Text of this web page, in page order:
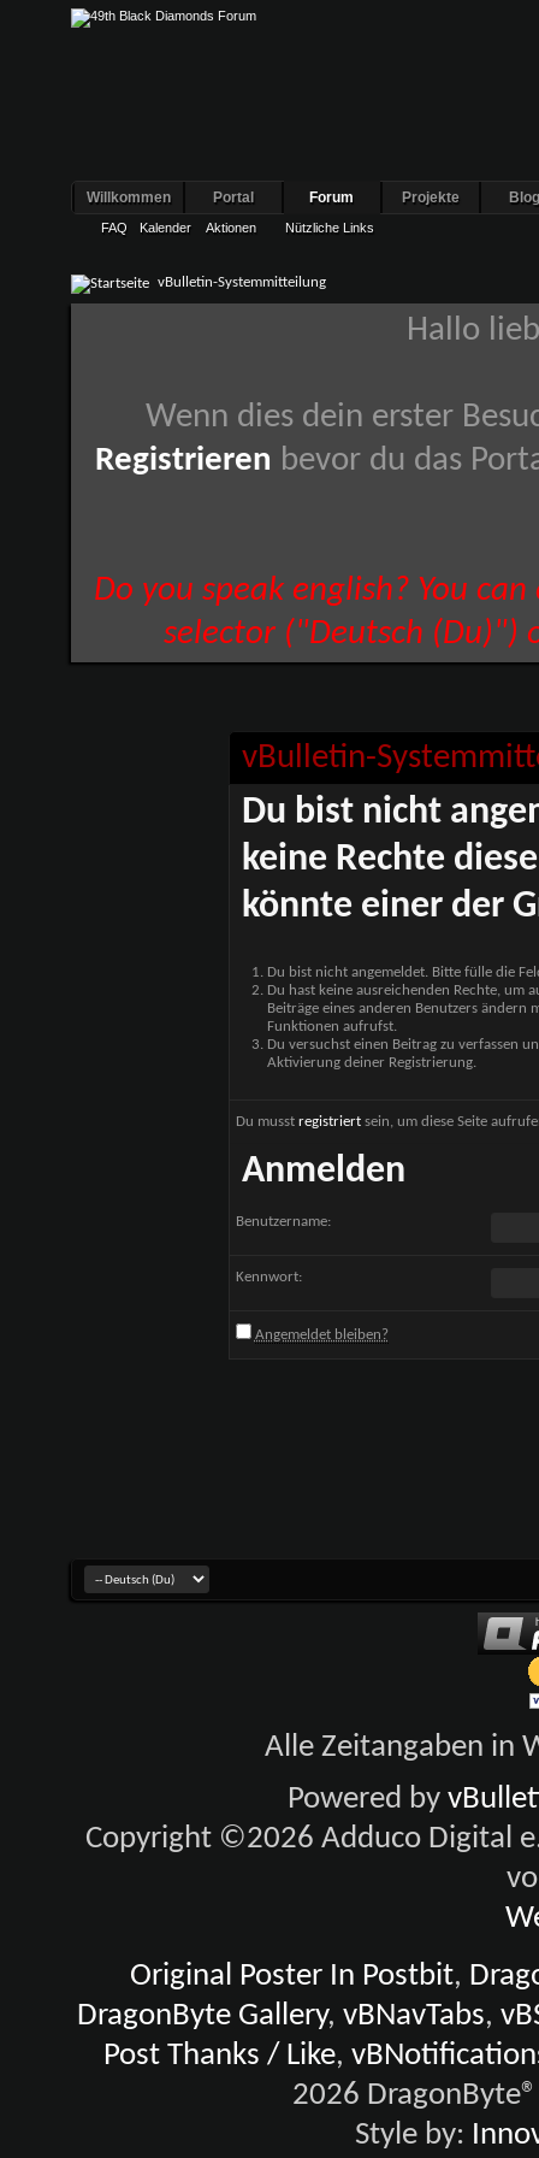
Willkommen Portal Forum
FAQ Kalender Aktionen Nützliche Links
Projekte
vBulletin-Systemmitteilung
Hallo
Wenn dies dein erster
Registrieren bevor du das
Do you speak english? You
selector ("Deutsch (Du)")
vBulletin-
Du bist nicht
keine Rechte
könnte einer der
Du bist nicht angemeldet. Bitte fülle die
Du hast keine ausreichenden Rechte, um
Beiträge eines anderen Benutzers
Funktionen aufrufst.
Du versuchst einen Beitrag zu verfassen
Aktivierung deiner Registrierung.
Du musst registriertsein, um diese Seite
Anmelden
Benutzername:
Kennwort:
Angemeldet bleiben?
Alle Zeitangaben in
Powered by
Copyright ©2026 Adduco Digital
Original Poster In Postbit,
DragonByte Gallery,vBNavTabs,
Post Thanks / Like,
2026
Style by: